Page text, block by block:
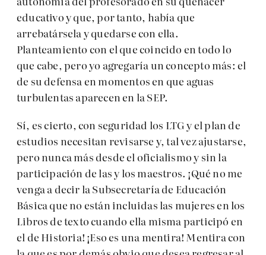
educativo y que, por tanto, había que
arrebatársela y quedarse con ella.
Planteamiento con el que coincido en todo lo
que cabe, pero yo agregaría un concepto más: el
de su defensa en momentos en que aguas
turbulentas aparecen en la SEP.
Sí, es cierto, con seguridad los LTG y el plan de
estudios necesitan revisarse y, tal vez ajustarse,
pero nunca más desde el oficialismo y sin la
participación de las y los maestros. ¡Qué no me
venga a decir la Subsecretaría de Educación
Básica que no están incluidas las mujeres en los
Libros de texto cuando ella misma participó en
el de Historia! ¡Eso es una mentira! Mentira con